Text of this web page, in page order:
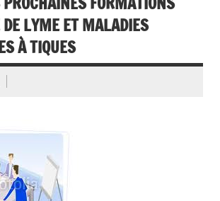
DE LYME ET MALADIES
À TIQUES